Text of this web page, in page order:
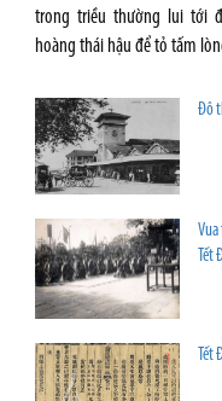
trong triều thường lui tới
hoàng thái hậu để tỏ tấm
Đô
Tết
Tết